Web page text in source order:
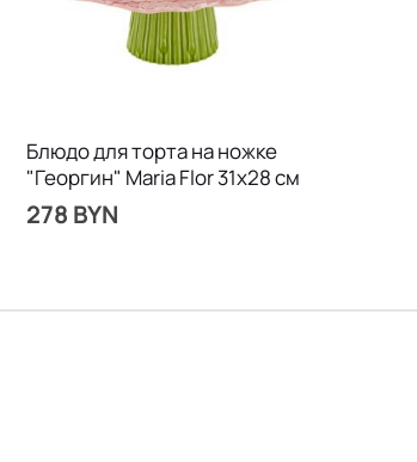
Блюдо для торта на ножке
"Георгин" Maria Flor 31х28 см
278 BYN